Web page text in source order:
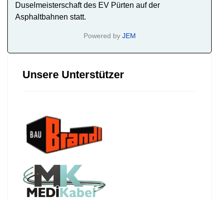
Duselmeisterschaft des EV Pürten auf der
Asphaltbahnen statt.
Powered by JEM
Unsere Unterstützer